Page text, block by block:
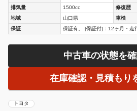
排気量
1500cc 修復歴
地域
山口県 車検
保証
保証有。 [保証付]：12ヶ月・走
中古車の状態を
在庫確認・見積もり
トヨタ